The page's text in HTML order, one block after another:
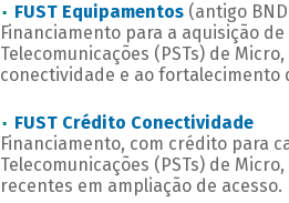
FUST Equipamentos (antigo
Financiamento para a aquisição
Telecomunicações (PSTs) de
conectividade e ao fortalecimento
FUST Crédito Conectividade
Financiamento, com crédito para
Telecomunicações (PSTs) de
recentes em ampliação de acesso.